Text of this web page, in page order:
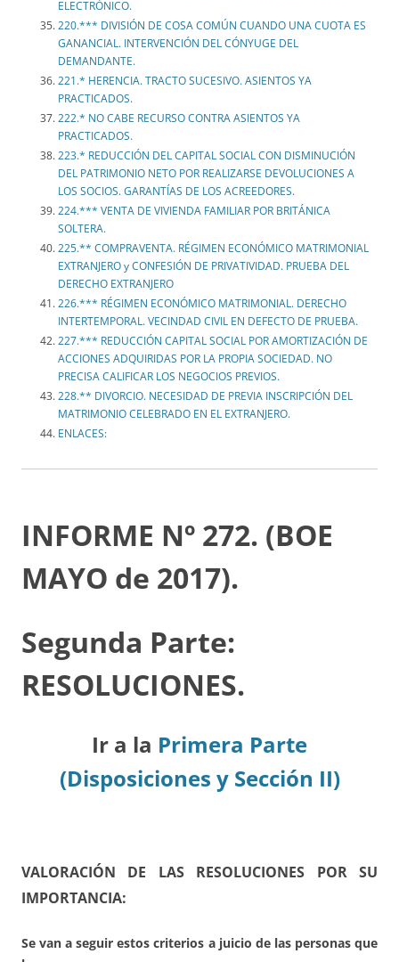
ELECTRÓNICO.
220.*** DIVISIÓN DE COSA COMÚN CUANDO UNA CUOTA ES
GANANCIAL. INTERVENCIÓN DEL CÓNYUGE DEL
DEMANDANTE.
221.* HERENCIA. TRACTO SUCESIVO. ASIENTOS YA
PRACTICADOS.
222.* NO CABE RECURSO CONTRA ASIENTOS YA
PRACTICADOS.
223.* REDUCCIÓN DEL CAPITAL SOCIAL CON DISMINUCIÓN
DEL PATRIMONIO NETO POR REALIZARSE DEVOLUCIONES A
LOS SOCIOS. GARANTÍAS DE LOS ACREEDORES.
224.*** VENTA DE VIVIENDA FAMILIAR POR BRITÁNICA
SOLTERA.
225.** COMPRAVENTA. RÉGIMEN ECONÓMICO MATRIMONIAL
EXTRANJERO y CONFESIÓN DE PRIVATIVIDAD. PRUEBA DEL
DERECHO EXTRANJERO
226.*** RÉGIMEN ECONÓMICO MATRIMONIAL. DERECHO
INTERTEMPORAL. VECINDAD CIVIL EN DEFECTO DE PRUEBA.
227.*** REDUCCIÓN CAPITAL SOCIAL POR AMORTIZACIÓN DE
ACCIONES ADQUIRIDAS POR LA PROPIA SOCIEDAD. NO
PRECISA CALIFICAR LOS NEGOCIOS PREVIOS.
228.** DIVORCIO. NECESIDAD DE PREVIA INSCRIPCIÓN DEL
MATRIMONIO CELEBRADO EN EL EXTRANJERO.
ENLACES:
INFORME Nº 272. (BOE
MAYO de 2017).
Segunda Parte:
RESOLUCIONES.
Ir a la Primera Parte
(Disposiciones y Sección II)
VALORACIÓN DE LAS RESOLUCIONES POR SU
IMPORTANCIA:
Se van a seguir estos criterios a juicio de las personas que